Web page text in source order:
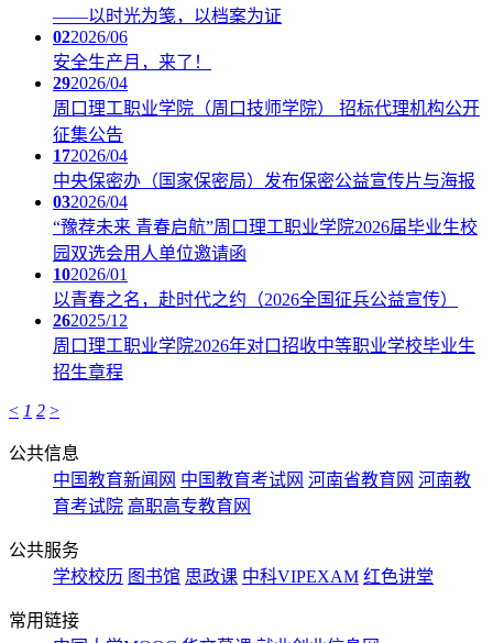
——以时光为笺，以档案为证
022026/06
安全生产月，来了！
292026/04
周口理工职业学院（周口技师学院） 招标代理机构公开
征集公告
172026/04
中央保密办（国家保密局）发布保密公益宣传片与海报
032026/04
“豫荐未来 青春启航”周口理工职业学院2026届毕业生校
园双选会用人单位邀请函
102026/01
以青春之名，赴时代之约（2026全国征兵公益宣传）
262025/12
周口理工职业学院2026年对口招收中等职业学校毕业生
招生章程
< 1 2 >
公共信息
中国教育新闻网 中国教育考试网 河南省教育网 河南教
育考试院 高职高专教育网
公共服务
学校校历 图书馆 思政课 中科VIPEXAM 红色讲堂
常用链接